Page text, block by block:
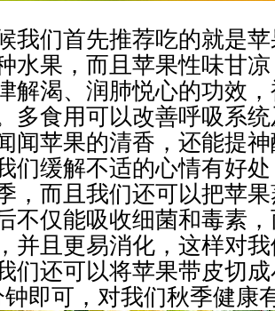
我们首先推荐吃的就是
水果，而且苹果性味甘
解渴、润肺悦心的功效
多食用可以改善呼吸系
闻苹果的清香，还能提
们缓解不适的心情有好
，而且我们还可以把苹
不仅能吸收细菌和毒素
并且更易消化，这样对
们还可以将苹果带皮切
钟即可，对我们秋季健康